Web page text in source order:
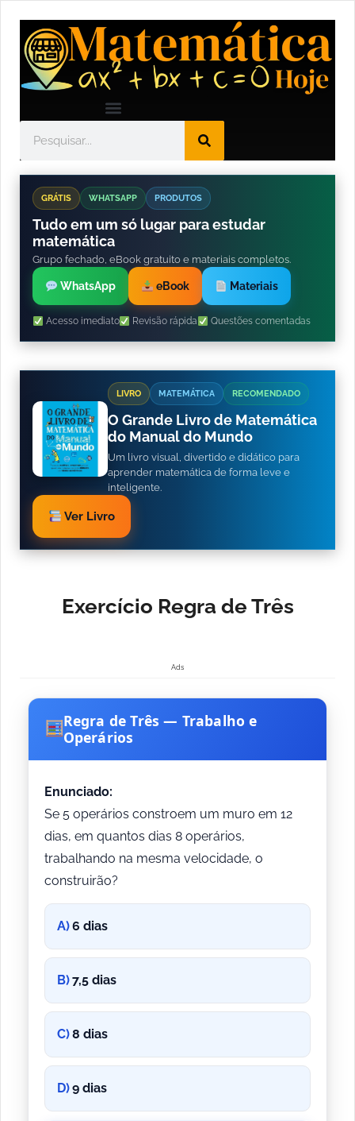
GRÁTIS WHATSAPP PRODUTOS
Tudo em um só lugar para estudar
matemática
Grupo fechado, eBook gratuito e materiais completos.
WhatsApp eBook Materiais
Acesso imediato Revisão rápida Questões comentadas
LIVRO MATEMÁTICA RECOMENDADO
O Grande Livro de Matemática
do Manual do Mundo
Um livro visual, divertido e didático para
aprender matemática de forma leve e
inteligente.
Ver Livro
Exercício Regra de Três
Ads
Regra de Três — Trabalho e
Operários
Enunciado:
Se 5 operários constroem um muro em 12
dias, em quantos dias 8 operários,
trabalhando na mesma velocidade, o
construirão?
A)6 dias
B)7,5 dias
C)8 dias
D)9 dias